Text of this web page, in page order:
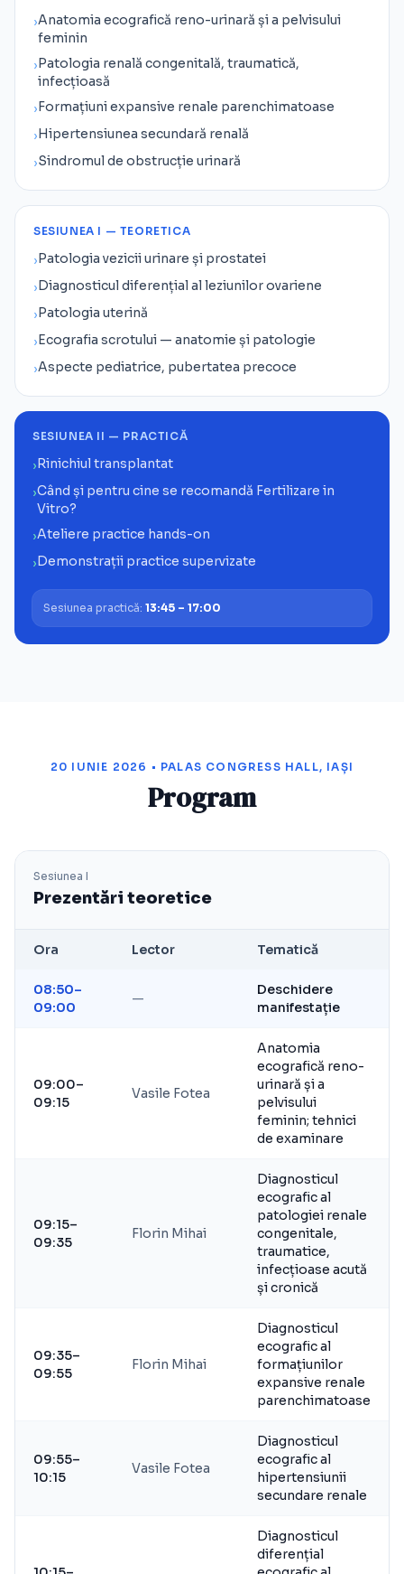
›Anatomia ecografică reno-urinară și a pelvisului
feminin
›Patologia renală congenitală, traumatică,
infecțioasă
›Formațiuni expansive renale parenchimatoase
›Hipertensiunea secundară renală
›Sindromul de obstrucție urinară
SESIUNEA I — TEORETICA
›Patologia vezicii urinare și prostatei
›Diagnosticul diferențial al leziunilor ovariene
›Patologia uterină
›Ecografia scrotului — anatomie și patologie
›Aspecte pediatrice, pubertatea precoce
SESIUNEA II — PRACTICĂ
›Rinichiul transplantat
›Când și pentru cine se recomandă Fertilizare in
Vitro?
›Ateliere practice hands-on
›Demonstrații practice supervizate
Sesiunea practică: 13:45 – 17:00
20 IUNIE 2026 • PALAS CONGRESS HALL, IAȘI
Program
Sesiunea I
Prezentări teoretice
Ora Lector Tematică
08:50–
09:00
—
Deschidere
manifestație
09:00–
09:15
Vasile Fotea
Anatomia
ecografică reno-
urinară și a
pelvisului
feminin; tehnici
de examinare
09:15–
09:35
Florin Mihai
Diagnosticul
ecografic al
patologiei renale
congenitale,
traumatice,
infecțioase acută
și cronică
09:35–
09:55
Florin Mihai
Diagnosticul
ecografic al
formațiunilor
expansive renale
parenchimatoase
09:55–
10:15
Vasile Fotea
Diagnosticul
ecografic al
hipertensiunii
secundare renale
Diagnosticul
diferențial